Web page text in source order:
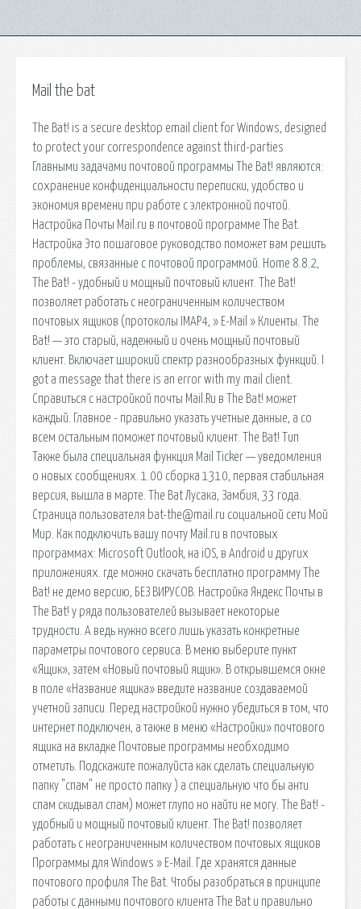
Mail the bat
The Bat! is a secure desktop email client for Windows, designed
to protect your correspondence against third-parties
Главными задачами почтовой программы The Bat! являются:
сохранение конфиденциальности переписки, удобство и
экономия времени при работе с электронной почтой.
Настройка Почты Mail.ru в почтовой программе The Bat.
Настройка Это пошаговое руководство поможет вам решить
проблемы, связанные с почтовой программой. Home 8.8.2,
The Bat! - удобный и мощный почтовый клиент. The Bat!
позволяет работать с неограниченным количеством
почтовых ящиков (протоколы IMAP4, » E-Mail » Клиенты. The
Bat! — это старый, надежный и очень мощный почтовый
клиент. Включает широкий спектр разнообразных функций. I
got a message that there is an error with my mail client.
Справиться с настройкой почты Mail.Ru в The Bat! может
каждый. Главное - правильно указать учетные данные, а со
всем остальным поможет почтовый клиент. The Bat! Тип
Также была специальная функция Mail Ticker — уведомления
о новых сообщениях. 1.00 сборка 1310, первая стабильная
версия, вышла в марте. The Bat Лусака, Замбия, 33 года.
Страница пользователя bat-the@mail.ru социальной сети Мой
Мир. Как подключить вашу почту Mail.ru в почтовых
программах: Microsoft Outlook, на iOS, в Android и других
приложениях. где можно скачать бесплатно программу The
Bat! не демо версию, БЕЗ ВИРУСОВ. Настройка Яндекс Почты в
The Bat! у ряда пользователей вызывает некоторые
трудности. А ведь нужно всего лишь указать конкретные
параметры почтового сервиса. В меню выберите пункт
«Ящик», затем «Новый почтовый ящик». В открывшемся окне
в поле «Название ящика» введите название создаваемой
учетной записи. Перед настройкой нужно убедиться в том, что
интернет подключен, а также в меню «Настройки» почтового
ящика на вкладке Почтовые программы необходимо
отметить. Подскажите пожалуйста как сделать специальную
папку "спам" не просто папку ) а специальную что бы анти
спам скидывал спам) может глупо но найти не могу. The Bat! -
удобный и мощный почтовый клиент. The Bat! позволяет
работать с неограниченным количеством почтовых ящиков
Программы для Windows » E-Mail. Где хранятся данные
почтового профиля The Bat. Чтобы разобраться в принципе
работы с данными почтового клиента The Bat и правильно